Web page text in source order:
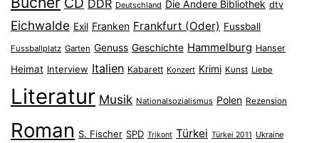
DDR Deutschland Die Andere Bibliothek dtv
Eichwalde Exil Franken Frankfurt (Oder) Fussball
Fussballplatz Garten Genuss Geschichte Hammelburg Hanser
Heimat Interview Italien Kabarett Konzert Krimi Kunst Liebe
Literatur Musik Nationalsozialismus Polen Rezension
Roman S. Fischer SPD Trikont Türkei Türkei 2011 Ukraine